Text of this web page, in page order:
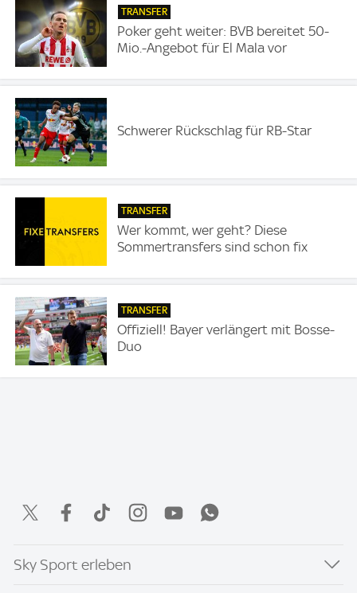
TRANSFER
Poker geht weiter: BVB bereitet 50-
Mio.-Angebot für El Mala vor
Schwerer Rückschlag für RB-Star
TRANSFER
Wer kommt, wer geht? Diese
Sommertransfers sind schon fix
TRANSFER
Offiziell! Bayer verlängert mit Bosse-
Duo
Sky Sport erleben